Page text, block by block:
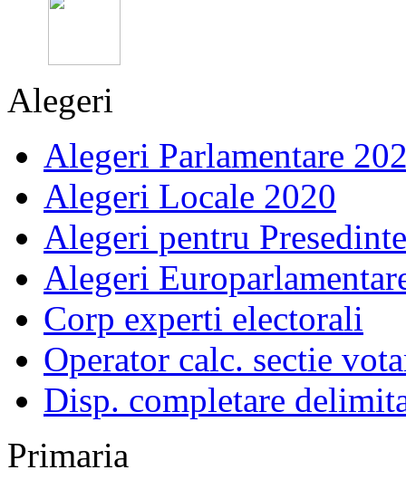
Alegeri
Alegeri Parlamentare
Alegeri Locale 2020
Alegeri pentru
Alegeri
Corp experti electorali
Operator calc. sectie
Disp. completare
Primaria